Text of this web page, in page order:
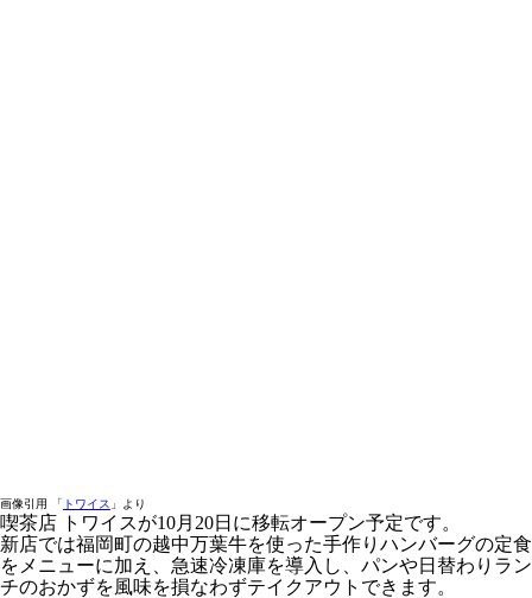
画像引用 「 トワイス 」より
喫茶店 トワイスが10月20日に移転オープン予定です。
新店では福岡町の越中万葉牛を使った手作りハンバーグの定食
をメニューに加え、急速冷凍庫を導入し、パンや日替わりラン
チのおかずを風味を損なわずテイクアウトできます。